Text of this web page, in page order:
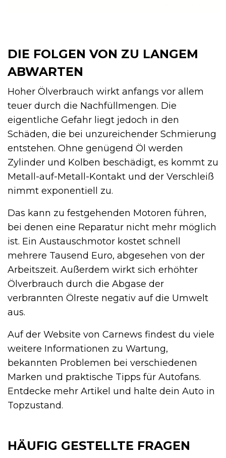
DIE FOLGEN VON ZU LANGEM
ABWARTEN
Hoher Ölverbrauch wirkt anfangs vor allem
teuer durch die Nachfüllmengen. Die
eigentliche Gefahr liegt jedoch in den
Schäden, die bei unzureichender Schmierung
entstehen. Ohne genügend Öl werden
Zylinder und Kolben beschädigt, es kommt zu
Metall-auf-Metall-Kontakt und der Verschleiß
nimmt exponentiell zu.
Das kann zu festgehenden Motoren führen,
bei denen eine Reparatur nicht mehr möglich
ist. Ein Austauschmotor kostet schnell
mehrere Tausend Euro, abgesehen von der
Arbeitszeit. Außerdem wirkt sich erhöhter
Ölverbrauch durch die Abgase der
verbrannten Ölreste negativ auf die Umwelt
aus.
Auf der Website von Carnews findest du viele
weitere Informationen zu Wartung,
bekannten Problemen bei verschiedenen
Marken und praktische Tipps für Autofans.
Entdecke mehr Artikel und halte dein Auto in
Topzustand.
HÄUFIG GESTELLTE FRAGEN